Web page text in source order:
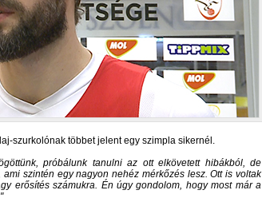
szurkolónak többet jelent egy szimpla sikernél.
próbálunk tanulni az ott elkövetett hibákból, de
szintén egy nagyon nehéz mérkőzés lesz. Ott is voltak
erősítés számukra. Én úgy gondolom, hogy most már a